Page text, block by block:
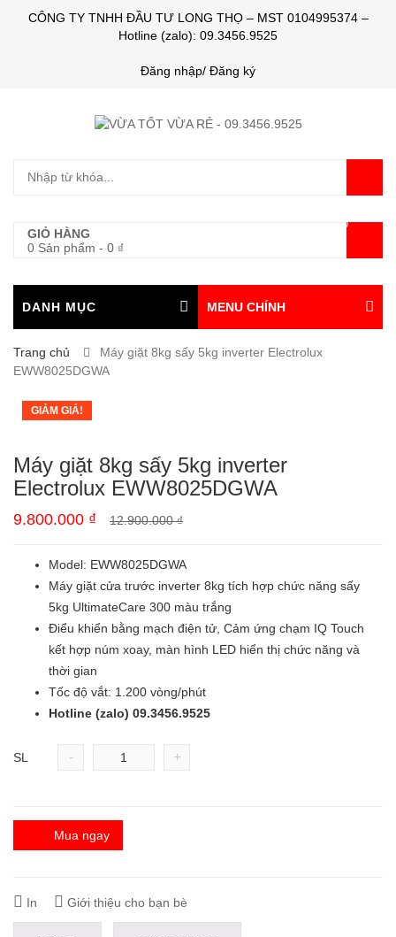
CÔNG TY TNHH ĐẦU TƯ LONG THỌ – MST 0104995374 –
Hotline (zalo): 09.3456.9525
Đăng nhập/ Đăng ký
GIỎ HÀNG
0 Sản phẩm - 0 ₫
0
DANH MỤC MENU CHÍNH
Trang chủ
Máy giặt 8kg sấy 5kg inverter Electrolux
EWW8025DGWA
GIẢM GIÁ!
Máy giặt 8kg sấy 5kg inverter
Electrolux EWW8025DGWA
12.900.000₫
9.800.000 ₫
Model: EWW8025DGWA
Máy giặt cửa trước inverter 8kg tích hợp chức năng sấy
5kg UltimateCare 300 màu trắng
Điểu khiển bằng mạch điện tử, Cảm ứng chạm IQ Touch
kết hợp núm xoay, màn hình LED hiển thị chức năng và
thời gian
Tốc độ vắt: 1.200 vòng/phút
Hotline (zalo) 09.3456.9525
SL - +
Mua ngay
In Giới thiệu cho bạn bè